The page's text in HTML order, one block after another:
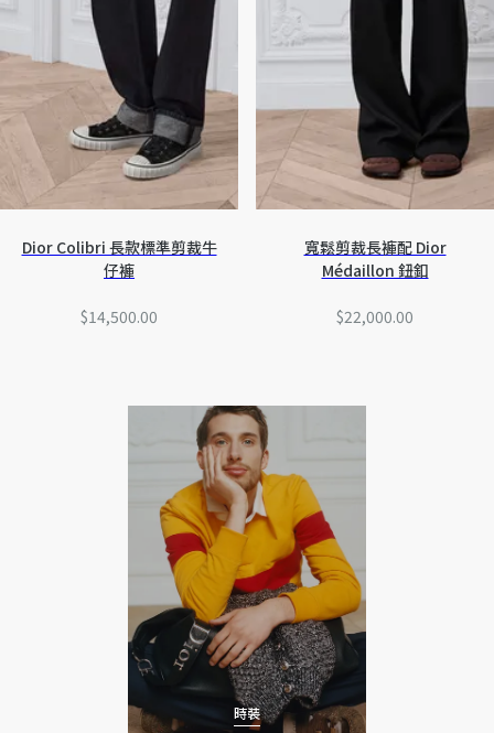
Dior Colibri 長款標準剪裁牛
仔褲
$14,500.00
寬鬆剪裁長褲配 Dior
Médaillon 鈕釦
$22,000.00
時裝